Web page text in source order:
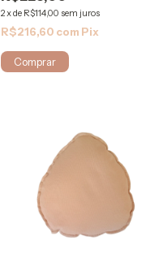
2xde R$114,00 sem juros
R$216,60 com Pix
Comprar